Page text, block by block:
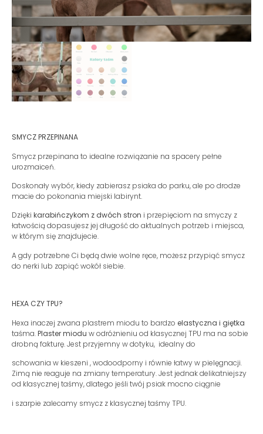
SMYCZ PRZEPINANA
Smycz przepinana to idealne rozwiązanie na spacery pełne
urozmaiceń.
Doskonały wybór, kiedy zabierasz psiaka do parku, ale po drodze
macie do pokonania miejski labirynt.
Dzięki karabińczykom z dwóch stron i przepięciom na smyczy z
łatwością dopasujesz jej długość do aktualnych potrzeb i miejsca,
w którym się znajdujecie.
A gdy potrzebne Ci będą dwie wolne ręce, możesz przypiąć smycz
do nerki lub zapiąć wokół siebie.
HEXA CZY TPU?
Hexa inaczej zwana plastrem miodu to bardzo elastyczna i giętka
taśma.Plaster miodu w odróżnieniu od klasycznej TPU ma na sobie
drobną fakturę. Jest przyjemny w dotyku, idealny do
schowania w kieszeni , wodoodporny i równie łatwy w pielęgnacji.
Zimą nie reaguje na zmiany temperatury. Jest jednak delikatniejszy
od klasycznej taśmy, dlatego jeśli twój psiak mocno ciągnie
i szarpie zalecamy smycz z klasycznej taśmy TPU.